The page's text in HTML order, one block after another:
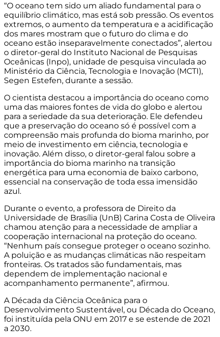
“O oceano tem sido um aliado fundamental para o
equilíbrio climático, mas está sob pressão. Os eventos
extremos, o aumento da temperatura e a acidificação
dos mares mostram que o futuro do clima e do
oceano estão inseparavelmente conectados”, alertou
o diretor-geral do Instituto Nacional de Pesquisas
Oceânicas (Inpo), unidade de pesquisa vinculada ao
Ministério da Ciência, Tecnologia e Inovação (MCTI),
Segen Estefen, durante a sessão.
O cientista destacou a importância do oceano como
uma das maiores fontes de vida do globo e alertou
para a seriedade da sua deterioração. Ele defendeu
que a preservação do oceano só é possível com a
compreensão mais profunda do bioma marinho, por
meio de investimento em ciência, tecnologia e
inovação. Além disso, o diretor-geral falou sobre a
importância do bioma marinho na transição
energética para uma economia de baixo carbono,
essencial na conservação de toda essa imensidão
azul.
Durante o evento, a professora de Direito da
Universidade de Brasília (UnB) Carina Costa de Oliveira
chamou atenção para a necessidade de ampliar a
cooperação internacional na proteção do oceano.
“Nenhum país consegue proteger o oceano sozinho.
A poluição e as mudanças climáticas não respeitam
fronteiras. Os tratados são fundamentais, mas
dependem de implementação nacional e
acompanhamento permanente”, afirmou.
A Década da Ciência Oceânica para o
Desenvolvimento Sustentável, ou Década do Oceano,
foi instituída pela ONU em 2017 e se estende de 2021
a 2030.